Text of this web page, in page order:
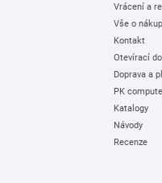
Vrácení a
Vše o
Kontakt
Otevírací
Doprava a
PK
Katalogy
Návody
Recenze